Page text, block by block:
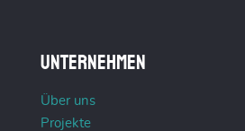
Unternehmen
Über uns
Projekte